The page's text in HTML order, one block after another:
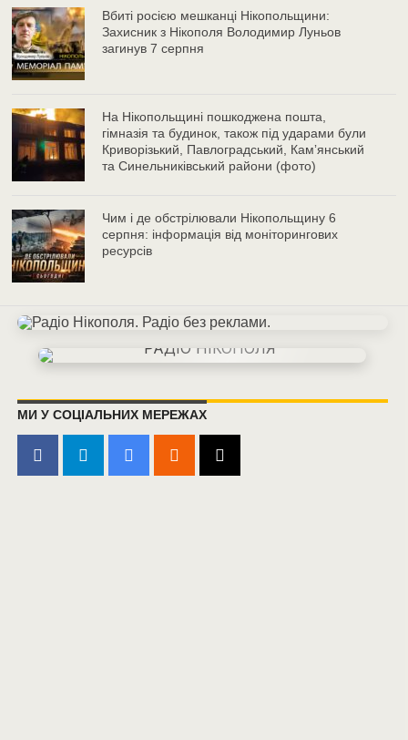
Вбиті росією мешканці Нікопольщини:
Захисник з Нікополя Володимир Луньов
загинув 7 серпня
На Нікопольщині пошкоджена пошта,
гімназія та будинок, також під ударами були
Криворізький, Павлоградський, Камʼянський
та Синельниківський райони (фото)
Чим і де обстрілювали Нікопольщину 6
серпня: інформація від моніторингових
ресурсів
МИ У СОЦІАЛЬНИХ МЕРЕЖАХ